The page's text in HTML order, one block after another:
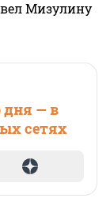
Мизулину
дня — в
сетях